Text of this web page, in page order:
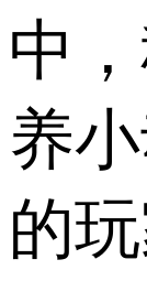
中
养
的